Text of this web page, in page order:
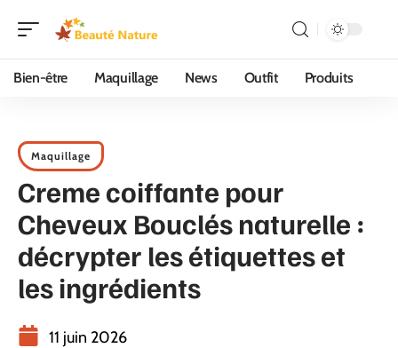
Bien-être Maquillage News Outfit Produits
Maquillage
Creme coiffante pour
Cheveux Bouclés naturelle :
décrypter les étiquettes et
les ingrédients
11 juin 2026